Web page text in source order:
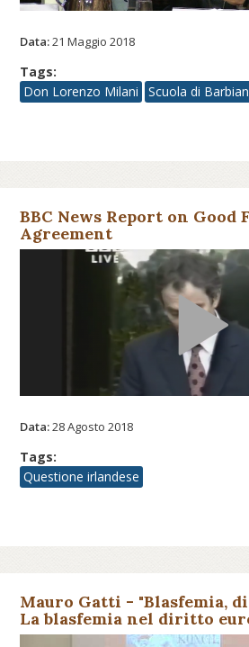
Data:21 Maggio 2018
Tags:
Don Lorenzo Milani
Scuola di
BBC News Report on Good
Agreement
Data:28 Agosto 2018
Tags:
Questione irlandese
Mauro Gatti - "Blasfemia,
La blasfemia nel diritto
«reperto storico»